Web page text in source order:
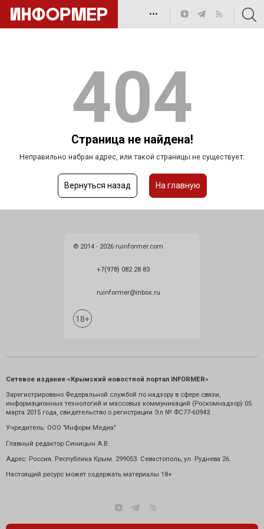
•••
404
Страница не найдена!
Неправильно набран адрес, или такой страницы не существует.
Вернуться назад На главную
© 2014 - 2026 ruinformer.com
+7(978) 082 28 83
ruinformer@inbox.ru
Сетевое издание «Крымский новостной портал INFORMER»
Зарегистрировано Федеральной службой по надзору в сфере связи,
информационных технологий и массовых коммуникаций (Роскомнадзор) 05
марта 2015 года, свидетельство о регистрации Эл № ФС77-60943.
Учредитель: ООО "Информ Медиа"
Главный редактор Синицын А.В.
Адрес: Россия. Республика Крым. 299053. Севастополь, ул. Руднева 26.
Настоящий ресурс может содержать материалы 18+